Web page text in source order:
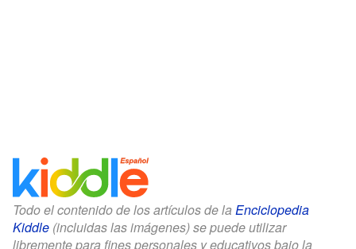
Todo el contenido de los artículos de la Enciclopedia
Kiddle (incluidas las imágenes) se puede utilizar
libremente para fines personales y educativos bajo la